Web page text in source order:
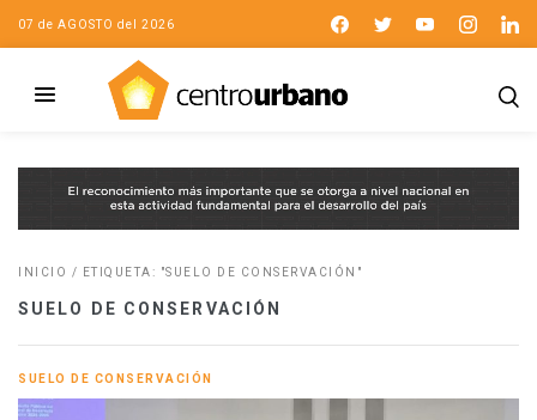
07 de AGOSTO del 2026
INICIO / ETIQUETA: "SUELO DE CONSERVACIÓN"
SUELO DE CONSERVACIÓN
SUELO DE CONSERVACIÓN